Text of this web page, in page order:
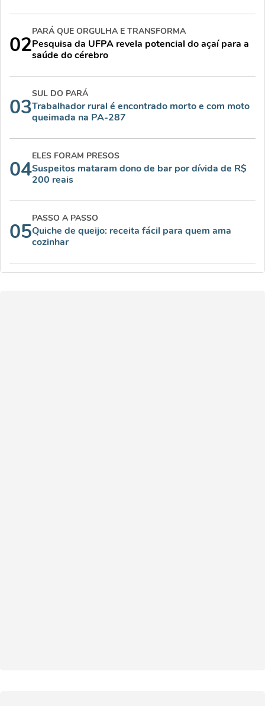
02
PARÁ QUE ORGULHA E TRANSFORMA
Pesquisa da UFPA revela potencial do açaí para a
saúde do cérebro
03
SUL DO PARÁ
Trabalhador rural é encontrado morto e com moto
queimada na PA-287
04
ELES FORAM PRESOS
Suspeitos mataram dono de bar por dívida de R$
200 reais
05
PASSO A PASSO
Quiche de queijo: receita fácil para quem ama
cozinhar